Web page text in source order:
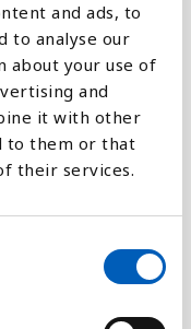
and ads, to
to analyse our
about your use of
and
it with other
to them or that
their services.
2011 2013 2015 2017 2019 2021